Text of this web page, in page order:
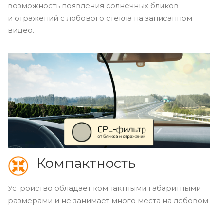
возможность появления солнечных бликов
и отражений с лобового стекла на записанном
видео.
Компактность
Устройство обладает компактными габаритными
размерами и не занимает много места на лобовом